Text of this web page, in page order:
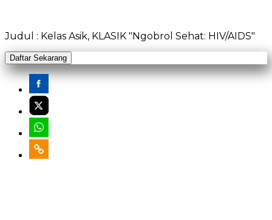
Judul : Kelas Asik, KLASIK "Ngobrol Sehat: HIV/AIDS"
Daftar Sekarang